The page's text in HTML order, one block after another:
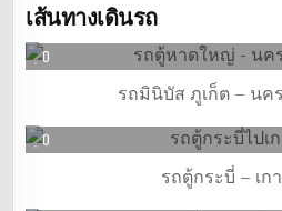
เส้นทางเดินรถ
0
รถมินิบัส ภูเก็ต – นค
0
รถตู้กระบี่ – เก